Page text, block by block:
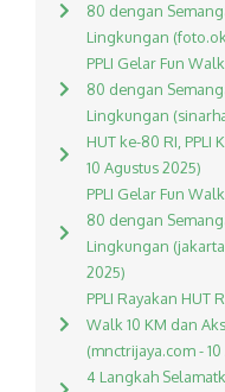
80 dengan
Lingkungan
PPLI Gelar Fun
80 dengan
Lingkungan
HUT ke-80 RI,
10 Agustus 2025)
PPLI Gelar Fun
80 dengan
Lingkungan
2025)
PPLI Rayakan HUT
Walk 10 KM dan
(mnctrijaya.com -
4 Langkah